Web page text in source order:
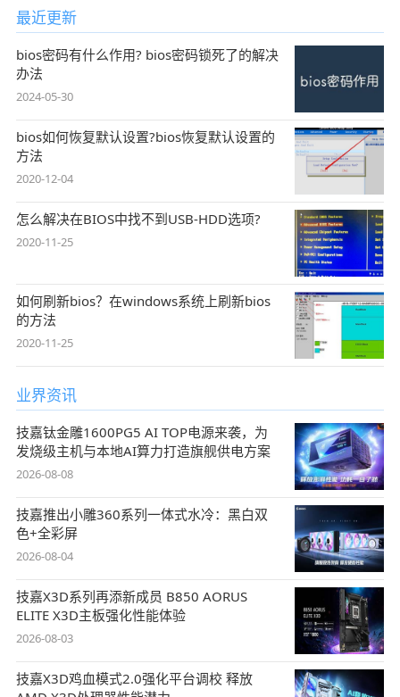
最近更新
bios密码有什么作用? bios密码锁死了的解决
办法
2024-05-30
bios如何恢复默认设置?bios恢复默认设置的
方法
2020-12-04
怎么解决在BIOS中找不到USB-HDD选项?
2020-11-25
如何刷新bios？在windows系统上刷新bios
的方法
2020-11-25
业界资讯
技嘉钛金雕1600PG5 AI TOP电源来袭，为
发烧级主机与本地AI算力打造旗舰供电方案
2026-08-08
技嘉推出小雕360系列一体式水冷：黑白双
色+全彩屏
2026-08-04
技嘉X3D系列再添新成员 B850 AORUS
ELITE X3D主板强化性能体验
2026-08-03
技嘉X3D鸡血模式2.0强化平台调校 释放